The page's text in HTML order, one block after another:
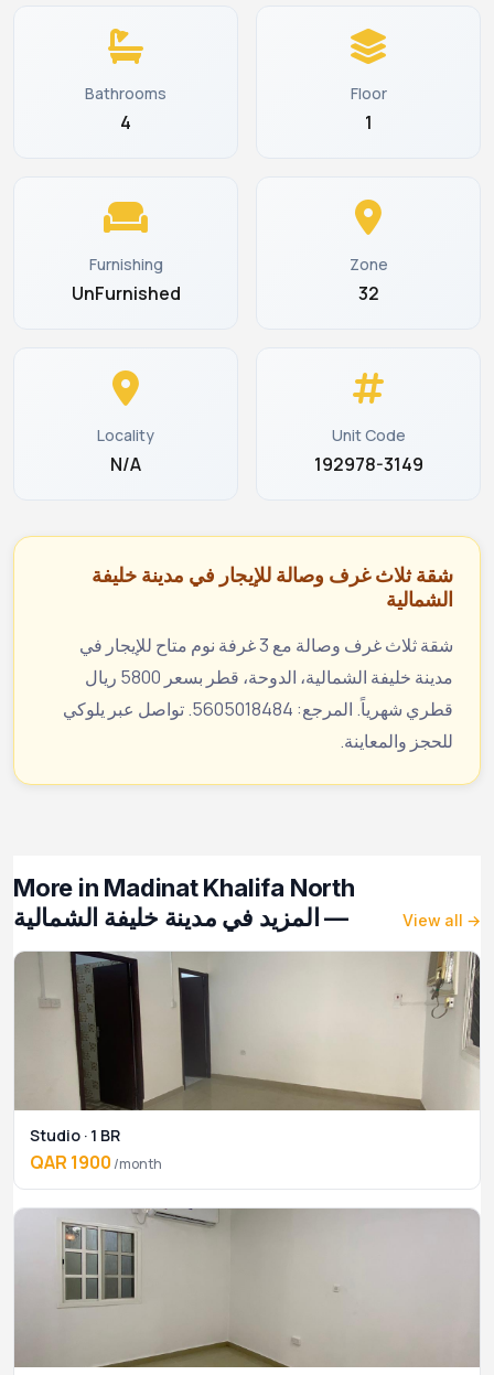
Bathrooms
4
Floor
1
Furnishing
UnFurnished
Zone
32
Locality
N/A
Unit Code
192978-3149
شقة ثلاث غرف وصالة للإيجار في مدينة خليفة
الشمالية
شقة ثلاث غرف وصالة مع 3 غرفة نوم متاح للإيجار في
مدينة خليفة الشمالية، الدوحة، قطر بسعر 5800 ريال
قطري شهرياً. المرجع: 5605018484. تواصل عبر يلوكي
للحجز والمعاينة.
More in Madinat Khalifa North
— المزيد في مدينة خليفة الشمالية
View all →
Studio · 1 BR
QAR 1900 /month